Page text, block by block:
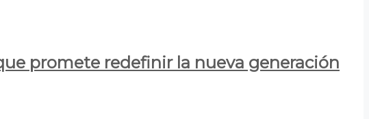
promete redefinir la nueva generación